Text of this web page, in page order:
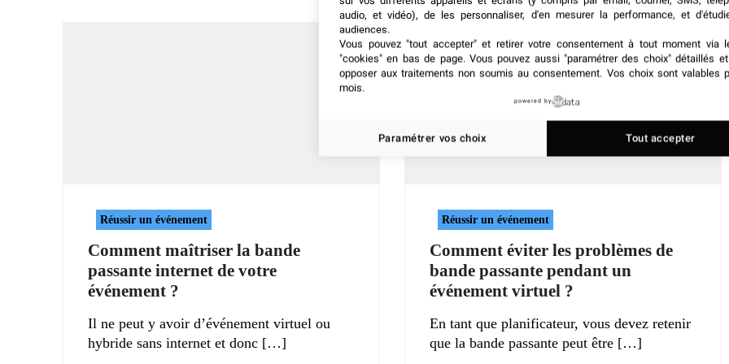
Réussir un événement
Comment maîtriser la bande
passante internet de votre
événement ?
Il ne peut y avoir d’événement virtuel ou
hybride sans internet et donc
Réussir un événement
Comment éviter les problèmes de
bande passante pendant un
événement virtuel ?
En tant que planificateur, vous devez retenir
que la bande passante peut être
audio, et vidéo), de les personnaliser, d'en mesurer la performance, et
audiences.
Vous pouvez "tout accepter" et retirer votre consentement à tout moment via
"cookies" en bas de page. Vous pouvez aussi "paramétrer des choix" détaillés
opposer aux traitements non soumis au consentement. Vos choix sont valables
mois.
powered by
Paramétrer vos choix Tout accepter